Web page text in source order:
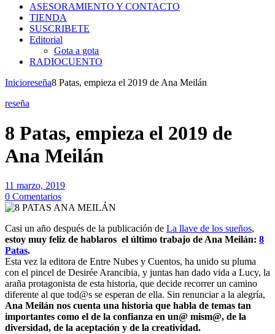
ASESORAMIENTO Y CONTACTO
TIENDA
SUSCRIBETE
Editorial
Gota a gota
RADIOCUENTO
Inicioreseña8 Patas, empieza el 2019 de Ana Meilán
reseña
8 Patas, empieza el 2019 de
Ana Meilán
11 marzo, 2019
0 Comentarios
Casi un año después de la publicación de La llave de los sueños,
estoy muy feliz de hablaros el último trabajo de Ana Meilán: 8
Patas.
Esta vez la editora de Entre Nubes y Cuentos, ha unido su pluma
con el pincel de Desirée Arancibia, y juntas han dado vida a Lucy, la
araña protagonista de esta historia, que decide recorrer un camino
diferente al que tod@s se esperan de ella. Sin renunciar a la alegría,
Ana Meilán nos cuenta una historia que habla de temas tan
importantes como el de la confianza en un@ mism@, de la
diversidad, de la aceptación y de la creatividad.